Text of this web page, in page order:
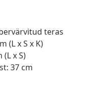
teras
(L x S x K)
x S)
37 cm